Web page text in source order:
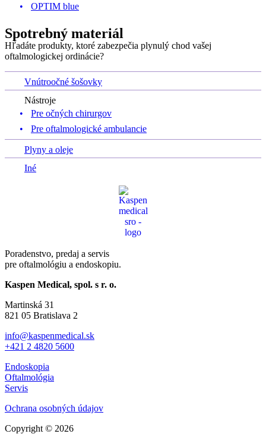
OPTIM blue
Spotrebný materiál
Hľadáte produkty, ktoré zabezpečia plynulý chod vašej
oftalmologickej ordinácie?
Vnútroočné šošovky
Nástroje
Pre očných chirurgov
Pre oftalmologické ambulancie
Plyny a oleje
Iné
Poradenstvo, predaj a servis
pre oftalmológiu a endoskopiu.
Kaspen Medical, spol. s r. o.
Martinská 31
821 05 Bratislava 2
info@kaspenmedical.sk
+421 2 4820 5600
Endoskopia
Oftalmológia
Servis
Ochrana osobných údajov
Copyright © 2026